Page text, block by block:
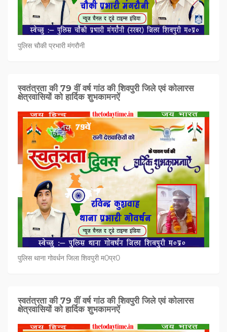
पुलिस चौकी प्रभारी मंगरौनी
स्वतंत्रता की 79 वीं वर्ष गांठ की शिवपुरी जिले एवं कोलारस
क्षेत्रवासियों को हार्दिक शुभकामनऐं
पुलिस थाना गोवर्धन जिला शिवपुरी म0प्र0
स्वतंत्रता की 79 वीं वर्ष गांठ की शिवपुरी जिले एवं कोलारस
क्षेत्रवासियों को हार्दिक शुभकामनऐं